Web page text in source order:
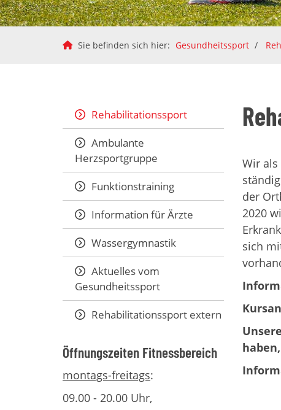
Sie befinden sich hier: Gesundheitssport
Wir
der
2020
sich
Rehabilitationssport
Ambulante
Herzsportgruppe
Funktionstraining
Information für Ärzte
Wassergymnastik
Aktuelles vom
Gesundheitssport
Rehabilitationssport extern
Öffnungszeiten Fitnessbereich
montags-freitags:
09.00 - 20.00 Uhr,